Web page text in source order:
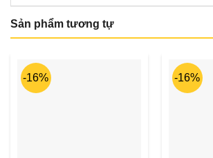
Sản phẩm tương tự
-16% -16%